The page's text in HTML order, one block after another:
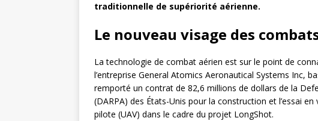
traditionnelle de supériorité aérienne.
Le nouveau visage des
La technologie de combat aérien est sur le point de
l’entreprise General Atomics Aeronautical Systems Inc,
remporté un contrat de 82,6 millions de dollars de la
(DARPA) des États-Unis pour la construction et l’essai
pilote (UAV) dans le cadre du projet LongShot.